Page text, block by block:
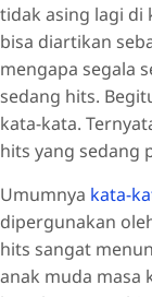
tidak asing lagi di
bisa diartikan
mengapa segala
sedang hits.
kata-kata.
hits yang sedang
Umumnya kata-
dipergunakan
hits sangat
anak muda masa